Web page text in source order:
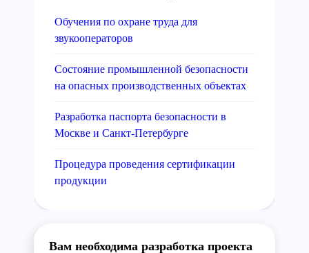
Обучения по охране труда для
звукооператоров
Состояние промышленной безопасности
на опасных производственных объектах
Разработка паспорта безопасности в
Москве и Санкт-Петербурге
Процедура проведения сертификации
продукции
Вам необходима разработка проекта